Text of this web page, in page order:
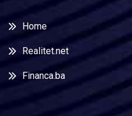
Home
Realitet.net
Financa.ba